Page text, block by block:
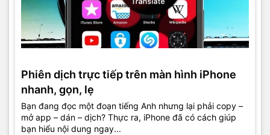
Phiên dịch trực tiếp trên màn hình iPhone
nhanh, gọn, lẹ
Bạn đang đọc một đoạn tiếng Anh nhưng lại phải copy –
mở app – dán – dịch? Thực ra, iPhone đã có cách giúp
bạn hiểu nội dung ngay...